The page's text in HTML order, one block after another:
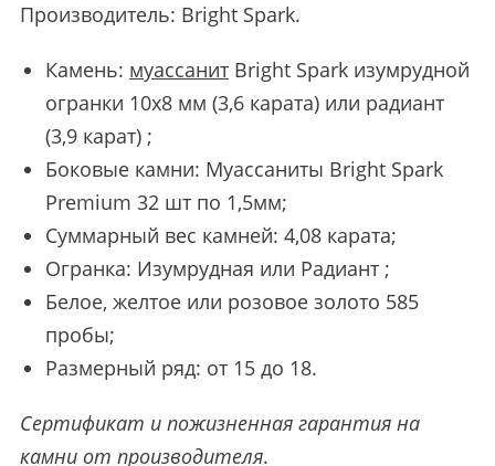
Производитель: Bright Spark.
Камень: муассанитBright Spark изумрудной
огранки 10х8 мм (3,6 карата) или радиант
(3,9 карат) ;
Боковые камни: Муассаниты Bright Spark
Premium 32 шт по 1,5мм;
Суммарный вес камней: 4,08 карата;
Огранка: Изумрудная или Радиант ;
Белое, желтое или розовое золото 585
пробы;
Размерный ряд: от 15 до 18.
Сертификат и пожизненная гарантия на
камни от производителя.